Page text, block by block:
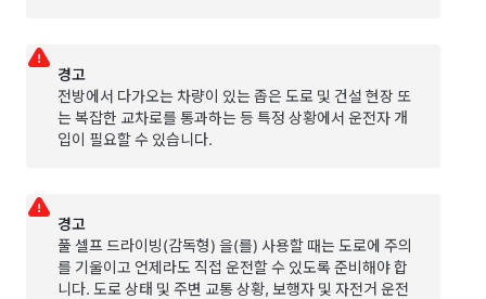
경고
전방에서 다가오는 차량이 있는 좁은 도로 및 건설 현장 또
는 복잡한 교차로를 통과하는 등 특정 상황에서 운전자 개
입이 필요할 수 있습니다.
경고
풀 셀프 드라이빙(감독형) 을(를) 사용할 때는 도로에 주의
를 기울이고 언제라도 직접 운전할 수 있도록 준비해야 합
니다. 도로 상태 및 주변 교통 상황, 보행자 및 자전거 운전